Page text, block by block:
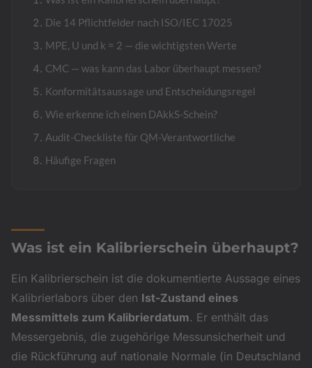
Drehmomentschlüssel
Waagen
Prüfmittelmanagement
Leistungsverzeichnis & Preise
Optische Vermessung
Die 14 Pflichtfelder nach ISO/IEC 17025
MPE, U und k = 2 — die wichtigsten Werte
CMC — was kann das Labor überhaupt messen?
Konformitätsaussage und Entscheidungsregel
Wie erkenne ich einen DAkkS-Schein?
Audit-Checkliste für QM-Verantwortliche
Häufige Fragen
Was ist ein Kalibrierschein überhaupt?
Ein Kalibrierschein ist die dokumentierte Aussage eines
Kalibrierlabors über den Ist-Zustand eines
Messmittels zum Kalibrierdatum. Er enthält das
Messergebnis, die zugehörige Messunsicherheit und
die Rückführung auf nationale Normale (in Deutschland